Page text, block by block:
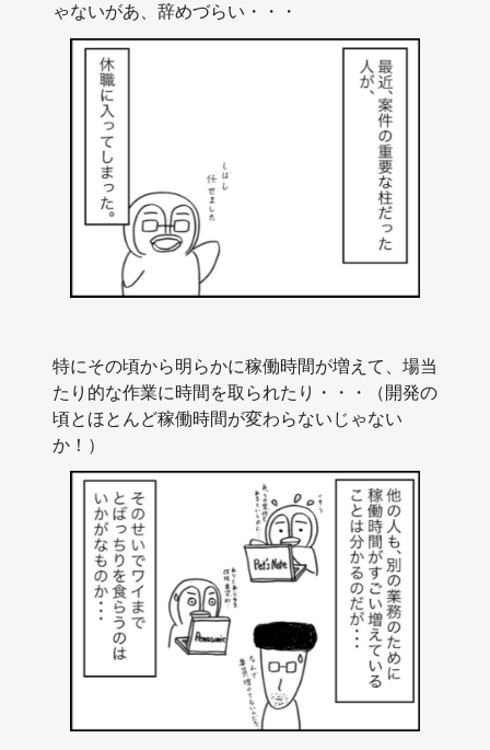
ゃないがあ、辞めづらい・・・
特にその頃から明らかに稼働時間が増えて、場当
たり的な作業に時間を取られたり・・・（開発の
頃とほとんど稼働時間が変わらないじゃない
か！）